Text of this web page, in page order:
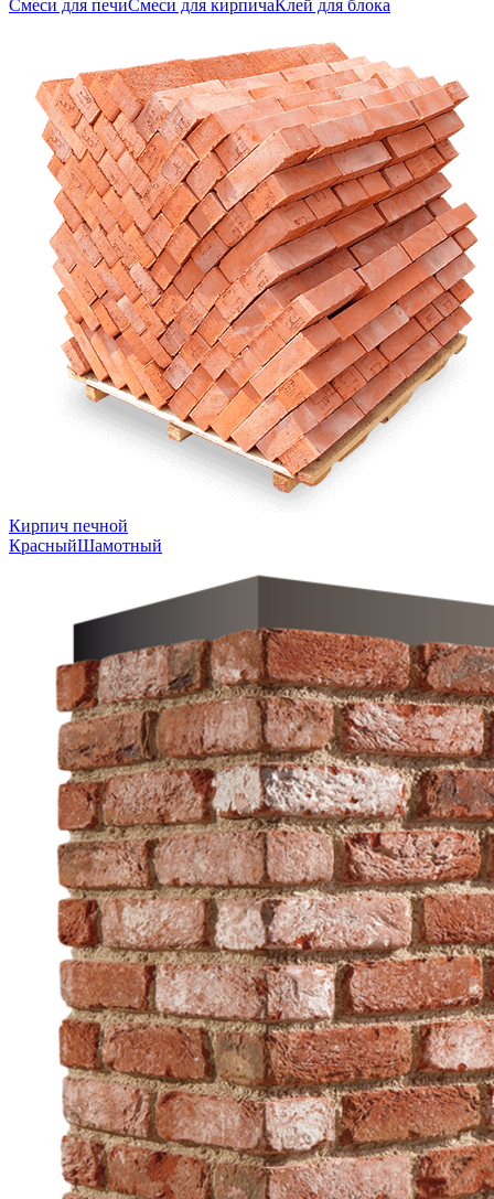
Смеси для печиСмеси для кирпичаКлей для блока
Кирпич печной
КрасныйШамотный